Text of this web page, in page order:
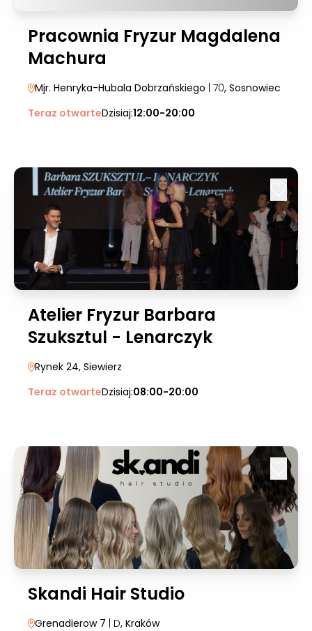
Pracownia Fryzur Magdalena
Machura
Mjr. Henryka-Hubala Dobrzańskiego | 70, Sosnowiec
Teraz otwarteDzisiaj:12:00-20:00
Atelier Fryzur Barbara
Szuksztul - Lenarczyk
Rynek 24, Siewierz
Teraz otwarteDzisiaj:08:00-20:00
Skandi Hair Studio
Grenadierow 7 | D, Kraków